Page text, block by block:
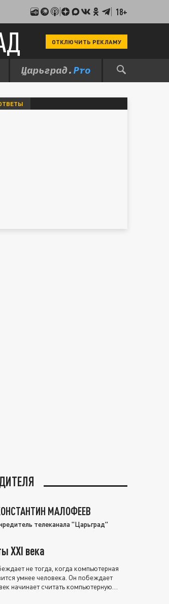
18+
ОТКЛЮЧИТЬ РЕКЛАМУ
МАЛОФЕЕВ
телеканала "Царьград"
XXI века
не тогда, когда компьютерная
умнее человека. Он побеждает
начинает считать компьютерную